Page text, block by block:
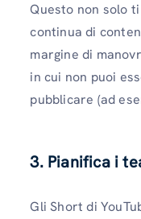
Questo non solo
continua di
margine di
in cui non puoi
pubblicare (ad
3. Pianifica i
Gli Short di